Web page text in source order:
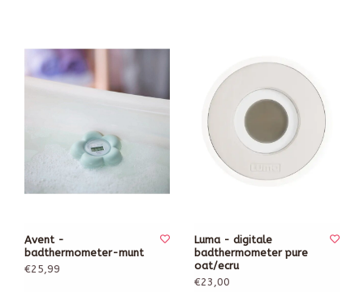
Avent -
badthermometer-munt
€25,99
Luma - digitale
badthermometer pure
oat/ecru
€23,00